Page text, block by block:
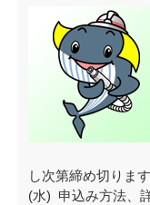
し次第締め切りま
(水) 申込み方法、